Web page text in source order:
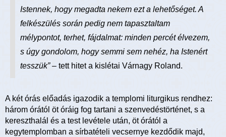
Istennek, hogy megadta nekem ezt a lehetőséget. A
felkészülés során pedig nem tapasztaltam
mélypontot, terhet, fájdalmat: minden percét élvezem,
s úgy gondolom, hogy semmi sem nehéz, ha Istenért
tesszük” – tett hitet a kislétai Várnagy Roland.
A két órás előadás igazodik a templomi liturgikus rendhez:
három órától öt óráig fog tartani a szenvedéstörténet, s a
kereszthalál és a test levétele után, öt órától a
kegytemplomban a sírbatételi vecsernye kezdődik majd,